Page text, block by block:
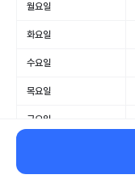
월요일
화요일
수요일
목요일
금요일
일요일